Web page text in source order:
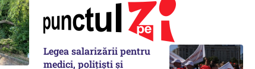
Legea salarizării pentru
medici, polițiști și